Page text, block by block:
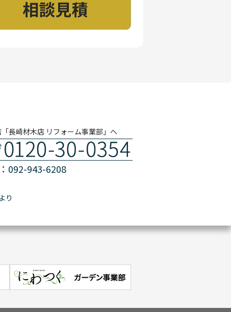
長崎材木店 リフォーム事業部」へ
092-943-6208
り